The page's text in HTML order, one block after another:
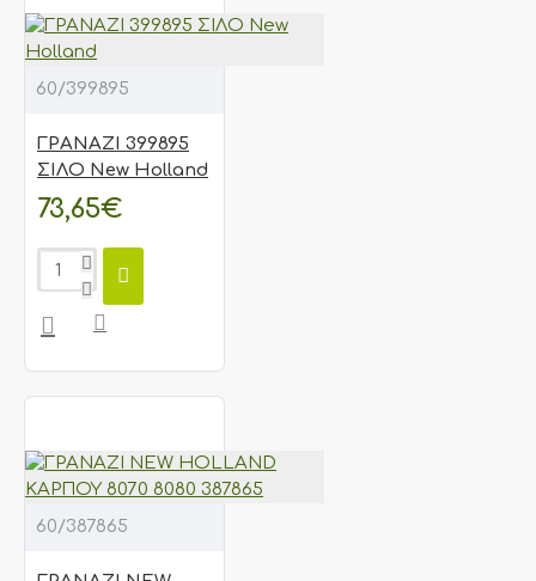
60/399895
ΓΡΑΝΑΖΙ 399895
ΣΙΛΟ New Holland
73,65€
60/387865